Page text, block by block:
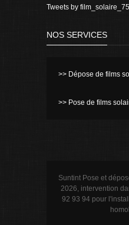
Tweets by film_solaire_75
NOS SERVICES
>> Dépose de films
>> Pose de films
Suntint Pose et
2026, intervention
92 93 94 pour